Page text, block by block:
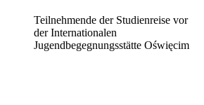
Teilnehmende der Studienreise vor
der Internationalen
Jugendbegegnungsstätte Oświęcim